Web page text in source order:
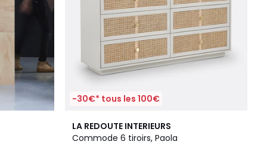
-30€* tous les 100€
LA REDOUTE INTERIEURS
Commode 6 tiroirs, Paola
3,4
/ 5